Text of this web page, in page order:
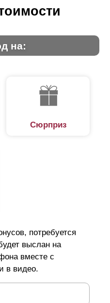
на:
Сюрприз
потребуется
выслан на
вместе с
в видео.